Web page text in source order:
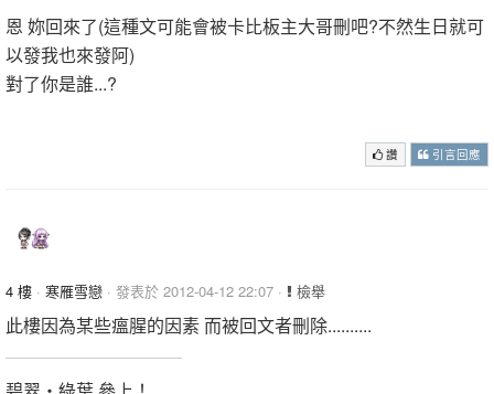
恩 妳回來了(這種文可能會被卡比板主大哥刪吧?不然生日就可
以發我也來發阿)
對了你是誰...?
讚 引言回應
4 樓 · 寒雁雪戀 · 發表於 2012-04-12 22:07 · 檢舉
此樓因為某些瘟腥的因素 而被回文者刪除..........